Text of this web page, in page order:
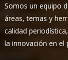
Somos un equipo
áreas, temas y
calidad
la innovación en el